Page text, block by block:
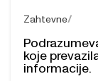
Zahtevne
koje
informacije.